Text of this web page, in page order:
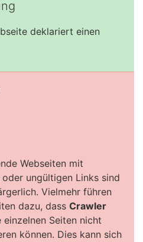
deklariert einen
Webseiten mit
ungültigen Links sind
Vielmehr führen
dazu, dass Crawler
Seiten nicht
können. Dies kann sich